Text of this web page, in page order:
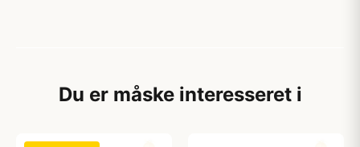
Du er måske interesseret i